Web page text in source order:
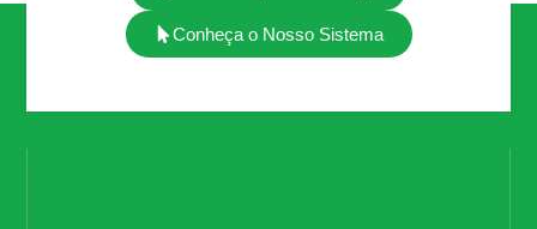
Conheça o Nosso Sistema